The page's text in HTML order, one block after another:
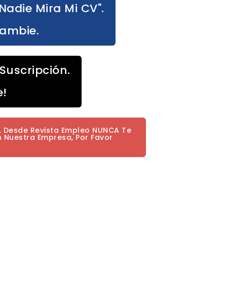
Mira Mi CV".
Revista Empleo NUNCA Te
Empresa, Por Favor